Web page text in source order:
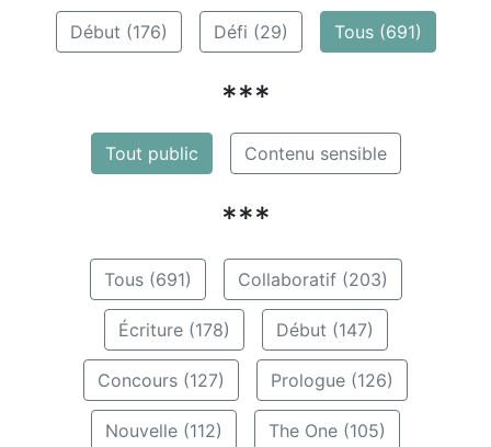
Début (176) Défi (29) Tous (691)
***
Tout public Contenu sensible
***
Tous (691) Collaboratif (203)
Écriture (178) Début (147)
Concours (127) Prologue (126)
Nouvelle (112) The One (105)